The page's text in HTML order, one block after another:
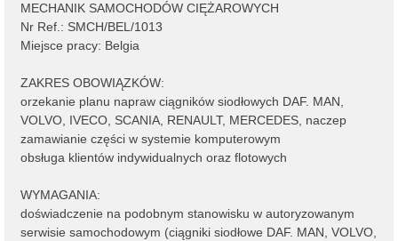
MECHANIK SAMOCHODÓW CIĘŻAROWYCH
Nr Ref.: SMCH/BEL/1013
Miejsce pracy: Belgia
ZAKRES OBOWIĄZKÓW:
orzekanie planu napraw ciągników siodłowych DAF. MAN,
VOLVO, IVECO, SCANIA, RENAULT, MERCEDES, naczep
zamawianie części w systemie komputerowym
obsługa klientów indywidualnych oraz flotowych
WYMAGANIA:
doświadczenie na podobnym stanowisku w autoryzowanym
serwisie samochodowym (ciągniki siodłowe DAF. MAN, VOLVO,